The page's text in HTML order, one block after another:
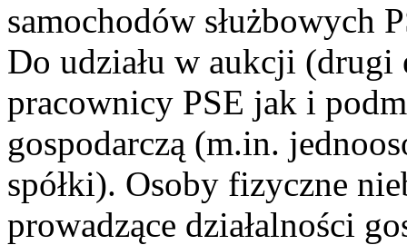
samochodów służbowych
Do udziału w aukcji (drugi
pracownicy PSE jak i
gospodarczą (m.in.
spółki). Osoby fizyczne
prowadzące działalności